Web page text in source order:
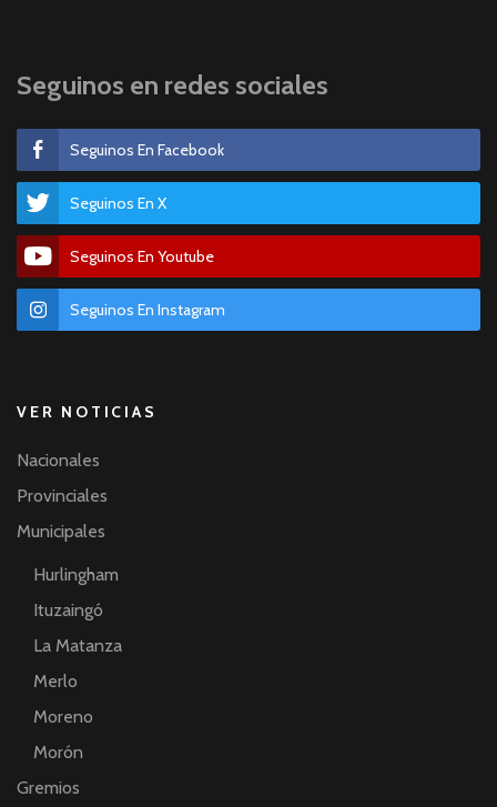
Seguinos en redes sociales
Seguinos En Facebook
Seguinos En X
Seguinos En Youtube
Seguinos En Instagram
VER NOTICIAS
Nacionales
Provinciales
Municipales
Hurlingham
Ituzaingó
La Matanza
Merlo
Moreno
Morón
Gremios